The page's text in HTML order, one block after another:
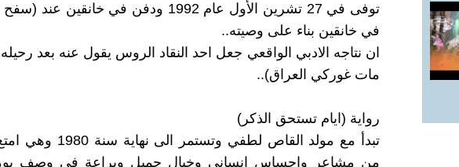
توفى في 27 تشرين الأول عام 1992 ودفن في
في خانقين بناء على وصيته..
مات غوركي العراق)..
رواية (ايام تستحق الذكر)
تبدأ مع مولد القاص لطفي
من مشاعر واحساس انساني وخيال جميل وبراعة في وصف